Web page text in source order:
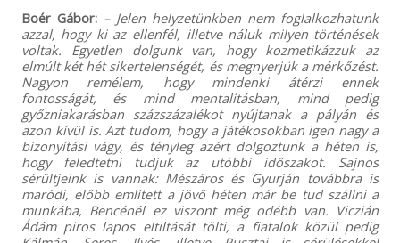
Boér Gábor: – Jelen helyzetünkben nem foglalkozhatunk
azzal, hogy ki az ellenfél, illetve náluk milyen történések
voltak. Egyetlen dolgunk van, hogy kozmetikázzuk az
elmúlt két hét sikertelenségét, és megnyerjük a mérkőzést.
Nagyon remélem, hogy mindenki átérzi ennek
fontosságát, és mind mentalitásban, mind pedig
győzniakarásban százszázalékot nyújtanak a pályán és
azon kívül is. Azt tudom, hogy a játékosokban igen nagy a
bizonyítási vágy, és tényleg azért dolgoztunk a héten is,
hogy feledtetni tudjuk az utóbbi időszakot. Sajnos
sérültjeink is vannak: Mészáros és Gyurján továbbra is
maródi, előbb említett a jövő héten már be tud szállni a
munkába, Bencénél ez viszont még odébb van. Viczián
Ádám piros lapos eltiltását tölti, a fiatalok közül pedig